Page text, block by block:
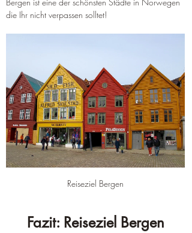
die Ihr nicht verpassen solltet!
Reiseziel Bergen
Fazit: Reiseziel Bergen